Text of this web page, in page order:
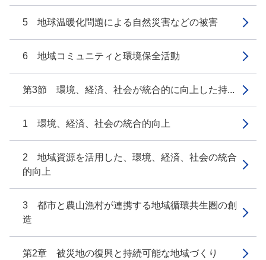
5 地球温暖化問題による自然災害などの被害
6 地域コミュニティと環境保全活動
第3節 環境、経済、社会が統合的に向上した持...
1 環境、経済、社会の統合的向上
2 地域資源を活用した、環境、経済、社会の統合
的向上
3 都市と農山漁村が連携する地域循環共生圏の創
造
第2章 被災地の復興と持続可能な地域づくり